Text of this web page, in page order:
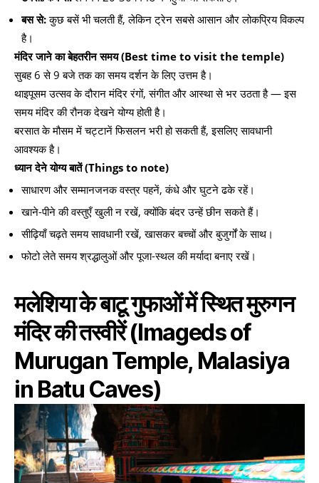
बस से:कुछ बसें भी चलती हैं, लेकिन ट्रेन सबसे आसान और लोकप्रिय विकल्प
है।
मंदिर जाने का बेहतरीन समय (Best time to visit the temple)
सुबह 6 से 9 बजे तक का समय दर्शन के लिए उत्तम है।
थाइपूसम उत्सव के दौरान मंदिर रंगों, संगीत और आस्था से भर उठता है — इस
समय मंदिर की रौनक देखने योग्य होती है।
बरसात के मौसम में चट्टानें फिसलन भरी हो सकती हैं, इसलिए सावधानी
आवश्यक है।
ध्यान देने योग्य बातें (Things to note)
साधारण और सम्मानजनक वस्त्र पहनें, कंधे और घुटने ढके रहें।
खाने-पीने की वस्तुएँ खुली न रखें, क्योंकि बंदर उन्हें छीन सकते हैं।
सीढ़ियाँ चढ़ते समय सावधानी रखें, खासकर बच्चों और बुजुर्गों के साथ।
फोटो लेते समय श्रद्धालुओं और पूजा-स्थल की मर्यादा बनाए रखें।
मलेशिया के बाटू गुफाओं में स्थित मुरुगन
मंदिर की तस्वीरें (Imageds of
Murugan Temple, Malasiya
in Batu Caves)